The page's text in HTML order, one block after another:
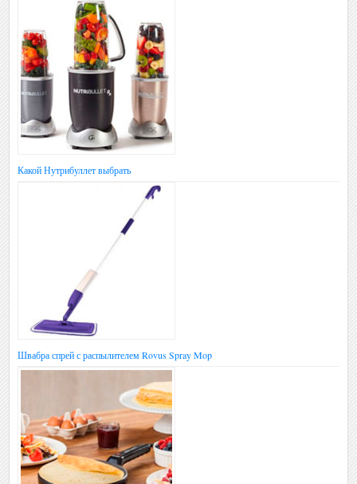
Какой Нутрибуллет выбрать
Швабра спрей с распылителем Rovus Spray Mop